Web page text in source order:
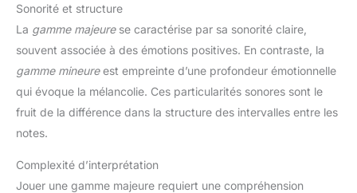
Sonorité et structure
La gamme majeurese caractérise par sa sonorité claire,
souvent associée à des émotions positives. En contraste, la
gamme mineureest empreinte d’une profondeur émotionnelle
qui évoque la mélancolie. Ces particularités sonores sont le
fruit de la différence dans la structure des intervalles entre les
notes.
Complexité d’interprétation
Jouer une gamme majeure requiert une compréhension